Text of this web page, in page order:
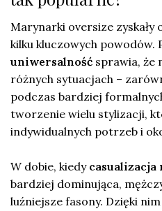
Marynarki oversize
kilku kluczowych powodów.
uniwersalność sprawia, że
różnych sytuacjach –
podczas bardziej
tworzenie wielu stylizacji,
indywidualnych potrzeb i
W dobie, kiedy casualizacja
bardziej dominująca,
luźniejsze fasony. Dzięki